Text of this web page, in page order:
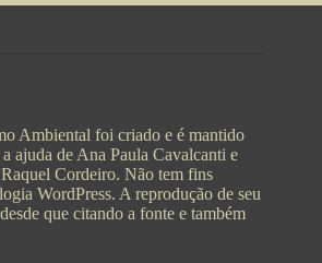
Ambiental foi criado e é mantido
ajuda de Ana Paula Cavalcanti e
Cordeiro. Não tem fins
WordPress. A reprodução de seu
que citando a fonte e também